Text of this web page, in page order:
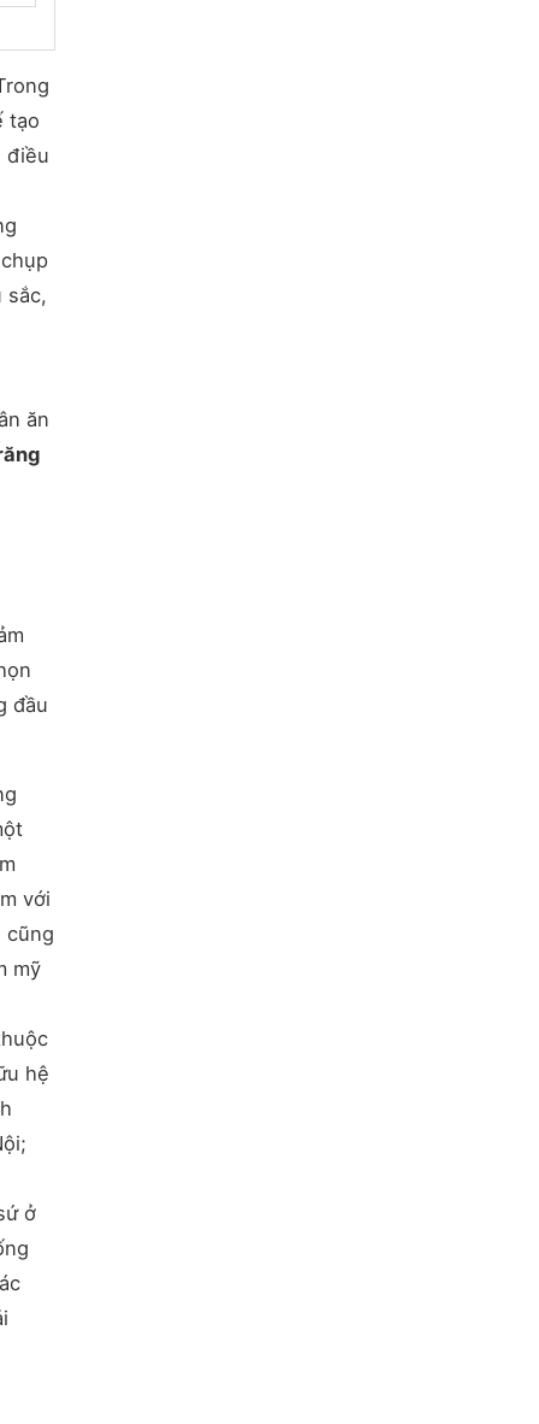
tạo
điều
sắc,
ăn
đầu
với
cũng
mỹ
hệ
ở